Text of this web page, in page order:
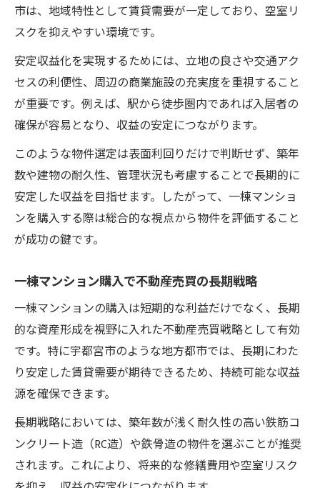
市は、地域特性として賃貸需要が一定しており、空室リ
スクを抑えやすい環境です。
安定収益化を実現するためには、立地の良さや交通アク
セスの利便性、周辺の商業施設の充実度を重視すること
が重要です。例えば、駅から徒歩圏内であれば入居者の
確保が容易となり、収益の安定につながります。
このような物件選定は表面利回りだけで判断せず、築年
数や建物の耐久性、管理状況も考慮することで長期的に
安定した収益を目指せます。したがって、一棟マンショ
ンを購入する際は総合的な視点から物件を評価すること
が成功の鍵です。
一棟マンション購入で不動産売買の長期戦略
一棟マンションの購入は短期的な利益だけでなく、長期
的な資産形成を視野に入れた不動産売買戦略として有効
です。特に宇都宮市のような地方都市では、長期にわた
り安定した賃貸需要が期待できるため、持続可能な収益
源を確保できます。
長期戦略においては、築年数が浅く耐久性の高い鉄筋コ
ンクリート造（RC造）や鉄骨造の物件を選ぶことが推奨
されます。これにより、将来的な修繕費用や空室リスク